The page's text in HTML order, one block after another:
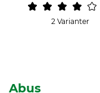
2 Varianter
Abus